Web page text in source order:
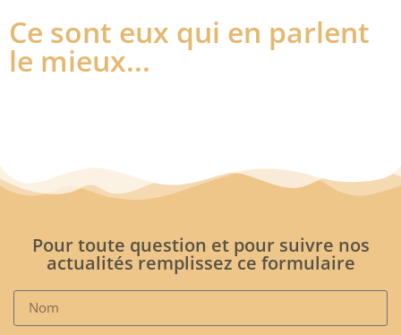
Ce sont eux qui en parlent
le mieux...
Pour toute question et pour suivre nos
actualités remplissez ce formulaire